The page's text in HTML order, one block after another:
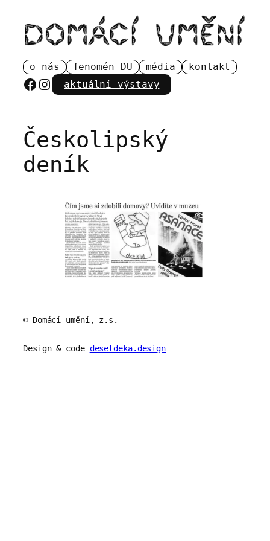
obsah
o nás fenomén DU média kontakt
Facebook
Instagram
aktuální výstavy
Českolipský
deník
© Domácí umění, z.s.
Design & code desetdeka.design